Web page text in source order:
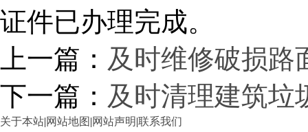
证件已办理完成。
上一篇： 及时维修破损路
下一篇： 及时清理建筑垃
关于本站|网站地图 |网站声明|联系我们